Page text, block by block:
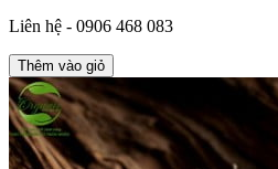
Liên hệ - 0906 468 083
Thêm vào giỏ